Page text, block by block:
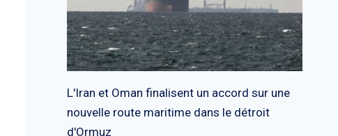
L'Iran et Oman finalisent un accord sur une
nouvelle route maritime dans le détroit
d'Ormuz